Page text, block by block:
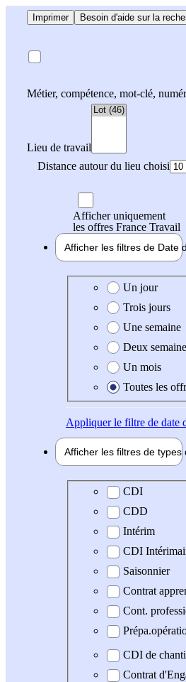
Imprimer Besoin d'aide sur la
Métier, compétence, mot-clé,
Lieu de travail
Distance autour du lieu choisi
Afficher uniquement
les offres France Travail
Afficher les filtres de Date
Date de création de l'offre
Un jour
Trois jours
Une semaine
Deux
Un mois
Toutes les
Appliquerle filtre de date
Afficher les filtres de types
Type de contrat
CDI
CDD
Intérim
CDI
Saisonnier
Contrat
Cont.
CDI de
Contrat